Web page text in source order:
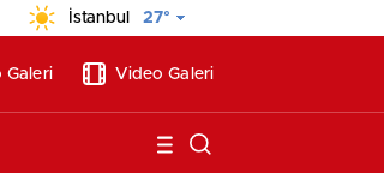
İstanbul 27°
Galeri Video Galeri